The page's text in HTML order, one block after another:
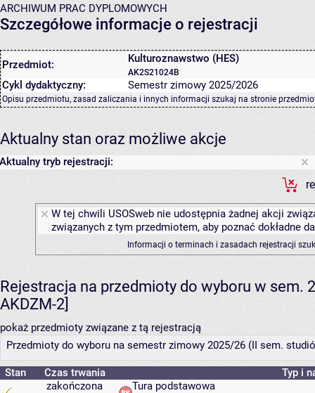
ARCHIWUM PRAC DYPLOMOWYCH
Szczegółowe informacje o rejestracji
Przedmiot: Kulturoznawstwo (HES)
AK2S21024B
Cykl dydaktyczny: Semestr zimowy 2025/2026
Opisu przedmiotu, zasad zaliczania i innych informacji szukaj na stronie
Aktualny stan oraz możliwe akcje
Aktualny tryb rejestracji:
W tej chwili USOSweb nie udostępnia żadnej akcji
związanych z tym przedmiotem, aby poznać dokładne
Informacji o terminach i zasadach rejestracji
Rejestracja na przedmioty do wyboru w sem.
AKDZM-2]
pokaż przedmioty związane z tą rejestracją
Przedmioty do wyboru na semestr zimowy 2025/26 (II sem.
Stan Czas trwania
Typ i
zakończona
Tura podstawowa